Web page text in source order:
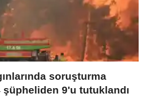
soruşturma
şüpheliden 9'u tutuklandı